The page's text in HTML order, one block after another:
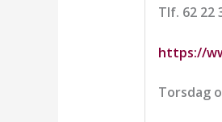
Tlf. 62 22
https://
Torsdag